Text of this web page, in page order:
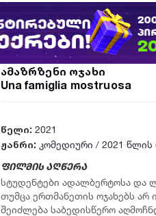
ამაზრზენი ოჯახი
Una famiglia mostruosa
წელი: 2021
ჟანრი: კომედიური / 2021
ფილმის აღწერა
სტუდენტები ადალბერტოსა და
თუმცა ერთმანეთის ოჯახებს არ
შეიძლება საბედისწერო